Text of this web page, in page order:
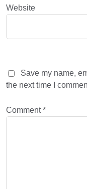
Website
Save my name,
the next time I
Comment*